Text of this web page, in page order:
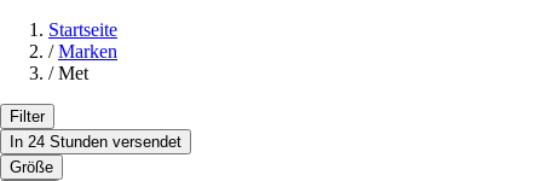
Startseite
/ Marken
/ Met
Filter
In 24 Stunden versendet
Größe